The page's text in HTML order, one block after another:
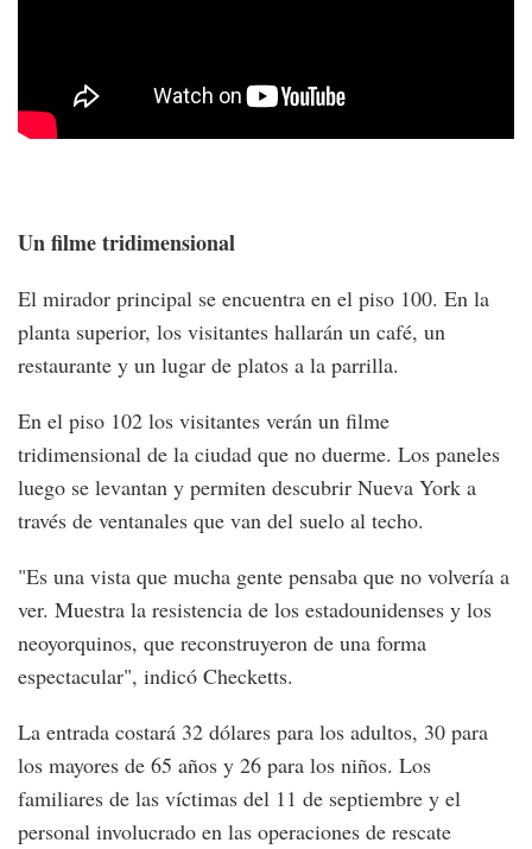
Un filme tridimensional
El mirador principal se encuentra en el piso 100. En la
planta superior, los visitantes hallarán un café, un
restaurante y un lugar de platos a la parrilla.
En el piso 102 los visitantes verán un filme
tridimensional de la ciudad que no duerme. Los paneles
luego se levantan y permiten descubrir Nueva York a
través de ventanales que van del suelo al techo.
"Es una vista que mucha gente pensaba que no volvería a
ver. Muestra la resistencia de los estadounidenses y los
neoyorquinos, que reconstruyeron de una forma
espectacular", indicó Checketts.
La entrada costará 32 dólares para los adultos, 30 para
los mayores de 65 años y 26 para los niños. Los
familiares de las víctimas del 11 de septiembre y el
personal involucrado en las operaciones de rescate